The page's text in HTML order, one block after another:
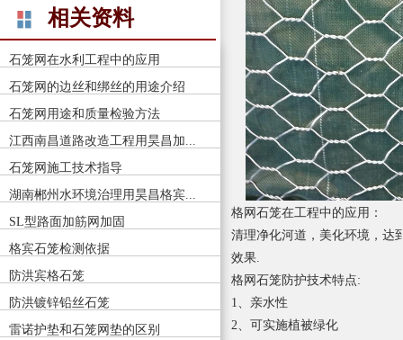
相关资料
石笼网在水利工程中的应用
石笼网的边丝和绑丝的用途介绍
石笼网用途和质量检验方法
江西南昌道路改造工程用昊昌加...
石笼网施工技术指导
湖南郴州水环境治理用昊昌格宾...
SL型路面加筋网加固
格宾石笼检测依据
防洪宾格石笼
防洪镀锌铅丝石笼
雷诺护垫和石笼网垫的区别
格网石笼在工程中的应用：
清理净化河道，美化环境，达
效果.
格网石笼防护技术特点:
1、亲水性
2、可实施植被绿化